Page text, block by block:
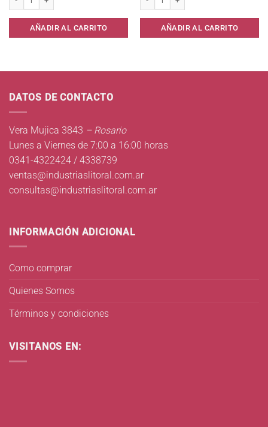
AÑADIR AL CARRITO AÑADIR AL CARRITO
DATOS DE CONTACTO
Vera Mujica 3843 – Rosario
Lunes a Viernes de 7:00 a 16:00 horas
0341-4322424 / 4338739
ventas@industriaslitoral.com.ar
consultas@industriaslitoral.com.ar
INFORMACIÓN ADICIONAL
Como comprar
Quienes Somos
Términos y condiciones
VISITANOS EN: